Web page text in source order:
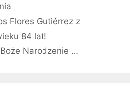
Flores Gutiérrez z
84 lat!
Narodzenie …